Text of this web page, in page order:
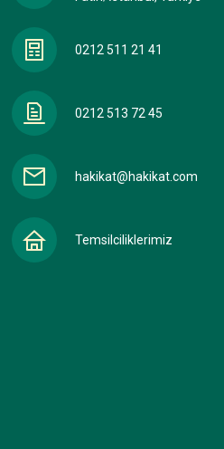
0212 511 21 41
0212 513 72 45
hakikat@hakikat.com
Temsilciliklerimiz